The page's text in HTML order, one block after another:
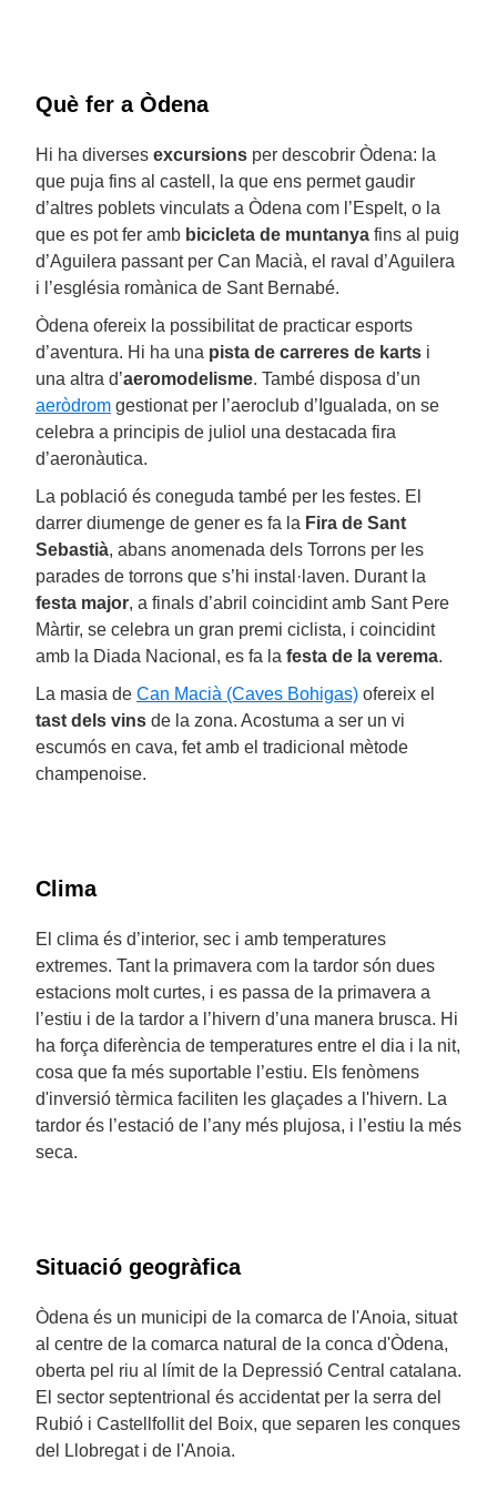
Què fer a Òdena
Hi ha diverses excursions per descobrir Òdena: la
que puja fins al castell, la que ens permet gaudir
d’altres poblets vinculats a Òdena com l’Espelt, o la
que es pot fer amb bicicleta de muntanya fins al puig
d’Aguilera passant per Can Macià, el raval d’Aguilera
i l’església romànica de Sant Bernabé.
Òdena ofereix la possibilitat de practicar esports
d’aventura. Hi ha una pista de carreres de karts i
una altra d’aeromodelisme. També disposa d’un
aeròdrom gestionat per l’aeroclub d’Igualada, on se
celebra a principis de juliol una destacada fira
d’aeronàutica.
La població és coneguda també per les festes. El
darrer diumenge de gener es fa la Fira de Sant
Sebastià, abans anomenada dels Torrons per les
parades de torrons que s’hi instal·laven. Durant la
festa major, a finals d’abril coincidint amb Sant Pere
Màrtir, se celebra un gran premi ciclista, i coincidint
amb la Diada Nacional, es fa la festa de la verema.
La masia de Can Macià (Caves Bohigas) ofereix el
tast dels vins de la zona. Acostuma a ser un vi
escumós en cava, fet amb el tradicional mètode
champenoise.
Clima
El clima és d’interior, sec i amb temperatures
extremes. Tant la primavera com la tardor són dues
estacions molt curtes, i es passa de la primavera a
l’estiu i de la tardor a l’hivern d’una manera brusca. Hi
ha força diferència de temperatures entre el dia i la nit,
cosa que fa més suportable l’estiu. Els fenòmens
d'inversió tèrmica faciliten les glaçades a l'hivern. La
tardor és l’estació de l’any més plujosa, i l’estiu la més
seca.
Situació geogràfica
Òdena és un municipi de la comarca de l'Anoia, situat
al centre de la comarca natural de la conca d'Òdena,
oberta pel riu al límit de la Depressió Central catalana.
El sector septentrional és accidentat per la serra del
Rubió i Castellfollit del Boix, que separen les conques
del Llobregat i de l'Anoia.